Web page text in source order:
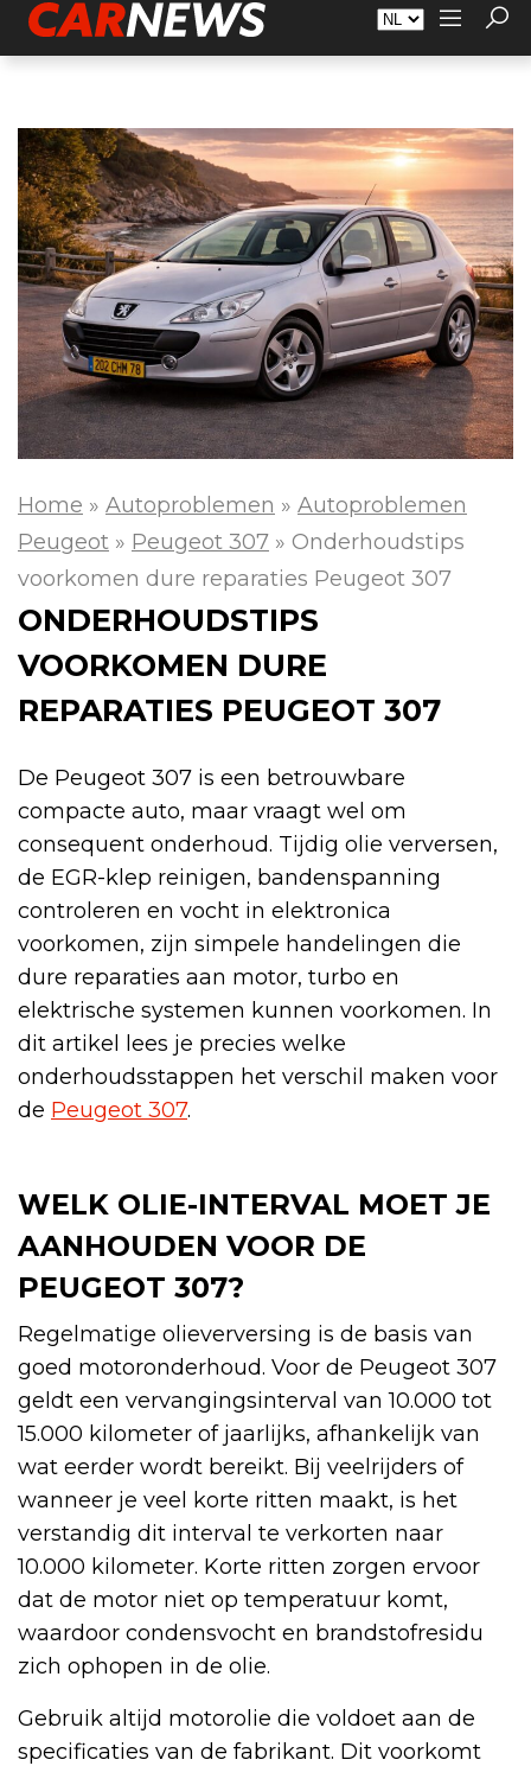
Adverteren Over Carnews.nl Contact
Home » Autoproblemen » Autoproblemen
Peugeot » Peugeot 307 » Onderhoudstips
voorkomen dure reparaties Peugeot 307
ONDERHOUDSTIPS
VOORKOMEN DURE
REPARATIES PEUGEOT 307
De Peugeot 307 is een betrouwbare
compacte auto, maar vraagt wel om
consequent onderhoud. Tijdig olie verversen,
de EGR-klep reinigen, bandenspanning
controleren en vocht in elektronica
voorkomen, zijn simpele handelingen die
dure reparaties aan motor, turbo en
elektrische systemen kunnen voorkomen. In
dit artikel lees je precies welke
onderhoudsstappen het verschil maken voor
de Peugeot 307.
WELK OLIE-INTERVAL MOET JE
AANHOUDEN VOOR DE
PEUGEOT 307?
Regelmatige olieverversing is de basis van
goed motoronderhoud. Voor de Peugeot 307
geldt een vervangingsinterval van 10.000 tot
15.000 kilometer of jaarlijks, afhankelijk van
wat eerder wordt bereikt. Bij veelrijders of
wanneer je veel korte ritten maakt, is het
verstandig dit interval te verkorten naar
10.000 kilometer. Korte ritten zorgen ervoor
dat de motor niet op temperatuur komt,
waardoor condensvocht en brandstofresidu
zich ophopen in de olie.
Gebruik altijd motorolie die voldoet aan de
specificaties van de fabrikant. Dit voorkomt